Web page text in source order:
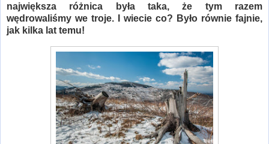
największa różnica była taka, że tym razem
wędrowaliśmy we troje. I wiecie co? Było równie fajnie,
jak kilka lat temu!